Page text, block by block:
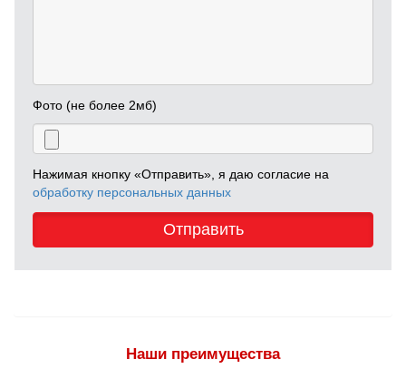
Фото (не более 2мб)
Нажимая кнопку «Отправить», я даю согласие на
обработку персональных данных
Отправить
Наши преимущества